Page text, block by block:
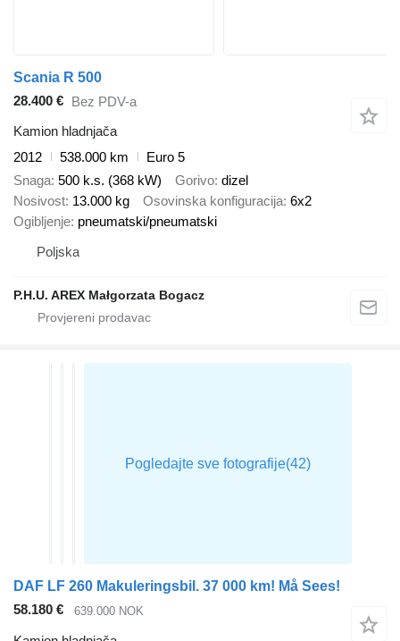
Scania R 500
28.400 €
Bez PDV-a
Kamion hladnjača
2012
538.000 km
Euro 5
Snaga 500 k.s. (368 kW) Gorivo dizel
Nosivost 13.000 kg Osovinska konfiguracija 6x2
Ogibljenje pneumatski/pneumatski
Poljska
P.H.U. AREX Małgorzata Bogacz
DAF LF 260 Makuleringsbil. 37 000 km! Må Sees!
58.180 €
639.000 NOK